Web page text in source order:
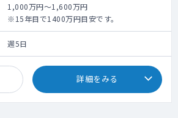
す。
1,000万円～1,600万円
※15年目で1400万円目安です。
週5日
詳細をみる